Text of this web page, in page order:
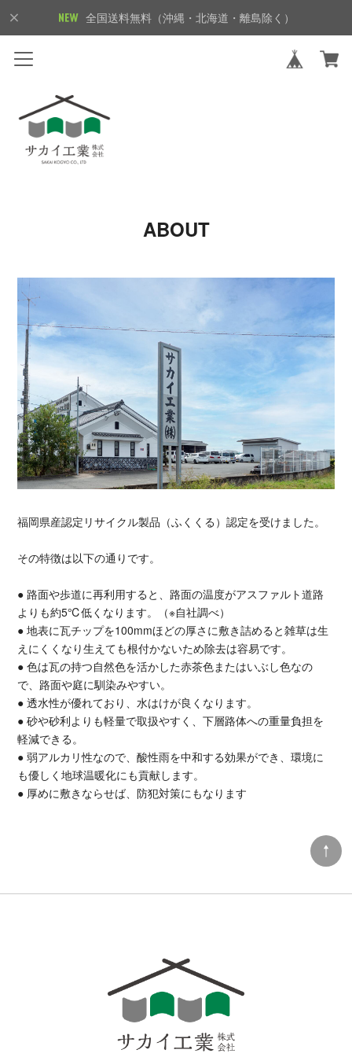
全国送料無料（沖縄・北海道・離島除く）
ABOUT
福岡県産認定リサイクル製品（ふくくる）認定を受けました。
その特徴は以下の通りです。
● 路面や歩道に再利用すると、路面の温度がアスファルト道路
よりも約5℃低くなります。（※自社調べ）
● 地表に瓦チップを100mmほどの厚さに敷き詰めると雑草は生
えにくくなり生えても根付かないため除去は容易です。
● 色は瓦の持つ自然色を活かした赤茶色またはいぶし色なの
で、路面や庭に馴染みやすい。
● 透水性が優れており、水はけが良くなります。
● 砂や砂利よりも軽量で取扱やすく、下層路体への重量負担を
軽減できる。
● 弱アルカリ性なので、酸性雨を中和する効果ができ、環境に
も優しく地球温暖化にも貢献します。
● 厚めに敷きならせば、防犯対策にもなります